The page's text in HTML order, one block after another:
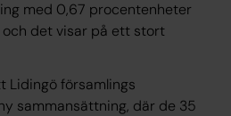
med 0,67 procentenheter
och det visar på ett stort
Lidingö församlings
sammansättning, där de 35